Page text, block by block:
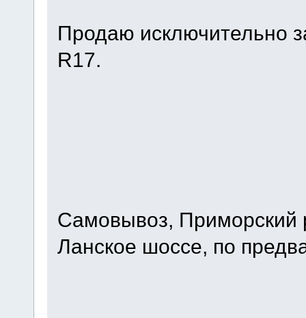
Продаю исключительно
R17.
Самовывоз, Приморский
Ланское шоссе, по